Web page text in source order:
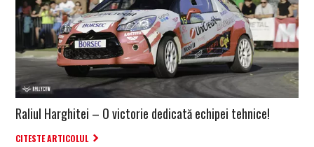
Raliul Harghitei – O victorie dedicată echipei tehnice!
CITESTE ARTICOLUL